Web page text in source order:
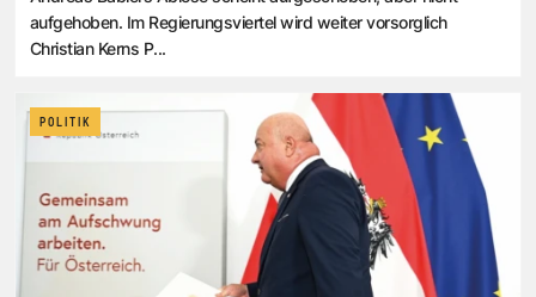
aufgehoben. Im Regierungsviertel wird weiter vorsorglich
Christian Kerns P...
POLITIK